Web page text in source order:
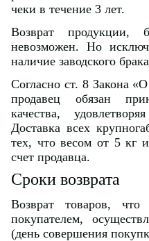
чеки в течение 3 лет.
Возврат продукции,
невозможен. Но
наличие заводского
Согласно ст. 8 Закона
продавец обязан
качества,
Доставка всех
тех, что весом от 5 кг
счет продавца.
Сроки возврата
Возврат товаров, что
покупателем,
(день совершения